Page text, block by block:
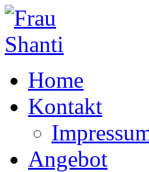
Home
Kontakt
Angebot